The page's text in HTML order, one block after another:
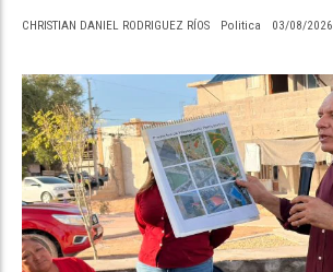
CHRISTIAN DANIEL RODRIGUEZ RÍOS Politica 03/08/2026